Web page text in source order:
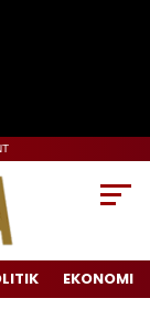
EKONOMI